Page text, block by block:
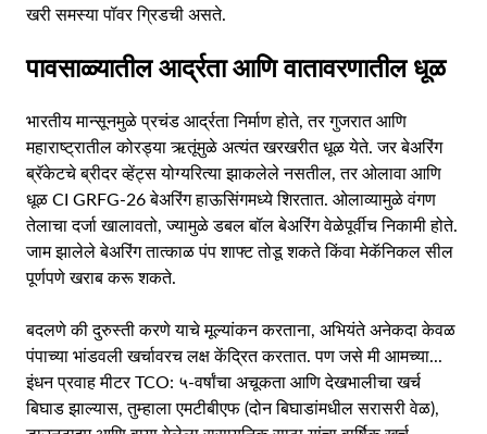
खरी समस्या पॉवर ग्रिडची असते.
पावसाळ्यातील आर्द्रता आणि वातावरणातील धूळ
भारतीय मान्सूनमुळे प्रचंड आर्द्रता निर्माण होते, तर गुजरात आणि
महाराष्ट्रातील कोरड्या ऋतूंमुळे अत्यंत खरखरीत धूळ येते. जर बेअरिंग
ब्रॅकेटचे ब्रीदर व्हेंट्स योग्यरित्या झाकलेले नसतील, तर ओलावा आणि
धूळ CI GRFG-26 बेअरिंग हाऊसिंगमध्ये शिरतात. ओलाव्यामुळे वंगण
तेलाचा दर्जा खालावतो, ज्यामुळे डबल बॉल बेअरिंग वेळेपूर्वीच निकामी होते.
जाम झालेले बेअरिंग तात्काळ पंप शाफ्ट तोडू शकते किंवा मेकॅनिकल सील
पूर्णपणे खराब करू शकते.
बदलणे की दुरुस्ती करणे याचे मूल्यांकन करताना, अभियंते अनेकदा केवळ
पंपाच्या भांडवली खर्चावरच लक्ष केंद्रित करतात. पण जसे मी आमच्या...
इंधन प्रवाह मीटर TCO: ५-वर्षांचा अचूकता आणि देखभालीचा खर्च
बिघाड झाल्यास, तुम्हाला एमटीबीएफ (दोन बिघाडांमधील सरासरी वेळ),